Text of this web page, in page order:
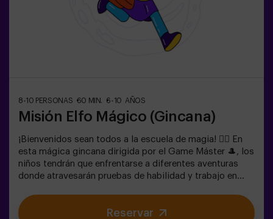
8-10 PERSONAS 60 MIN. 6-10 AÑOS
Misión Elfo Mágico (Gincana)
¡Bienvenidos sean todos a la escuela de magia! 🧙‍♀️ En
esta mágica gincana dirigida por el Game Máster 🎩, los
niños tendrán que enfrentarse a diferentes aventuras
donde atravesarán pruebas de habilidad y trabajo en
poder alcanzar una misión y saborear una dulce... muy
dulce victoria. La imaginación es capaz de atravesar las
Reservar